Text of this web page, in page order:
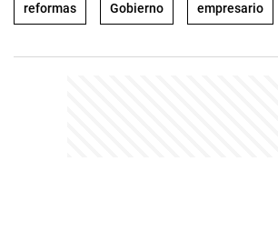
reformas Gobierno empresario